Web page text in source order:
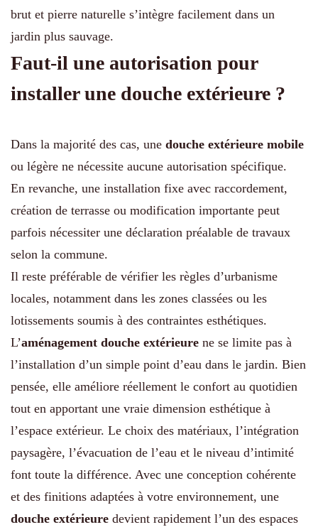
brut et pierre naturelle s’intègre facilement dans un
jardin plus sauvage.
Faut-il une autorisation pour
installer une douche extérieure ?
Dans la majorité des cas, une douche extérieure mobile
ou légère ne nécessite aucune autorisation spécifique.
En revanche, une installation fixe avec raccordement,
création de terrasse ou modification importante peut
parfois nécessiter une déclaration préalable de travaux
selon la commune.
Il reste préférable de vérifier les règles d’urbanisme
locales, notamment dans les zones classées ou les
lotissements soumis à des contraintes esthétiques.
L’aménagement douche extérieure ne se limite pas à
l’installation d’un simple point d’eau dans le jardin. Bien
pensée, elle améliore réellement le confort au quotidien
tout en apportant une vraie dimension esthétique à
l’espace extérieur. Le choix des matériaux, l’intégration
paysagère, l’évacuation de l’eau et le niveau d’intimité
font toute la différence. Avec une conception cohérente
et des finitions adaptées à votre environnement, une
douche extérieure devient rapidement l’un des espaces